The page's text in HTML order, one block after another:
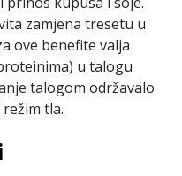
zamjena tresetu u
ove benefite valja
u talogu
talogom održavalo
tla.